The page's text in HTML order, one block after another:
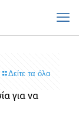
Δείτε τα όλα
για να